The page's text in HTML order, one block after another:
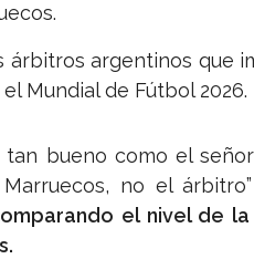
árbitros argentinos que
Mundial de Fútbol 2026.
tan bueno como el
no el
el nivel de